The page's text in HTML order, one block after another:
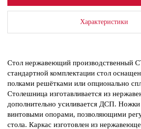
Характеристики
Стол нержавеющий производственный
стандартной комплектации стол
полками решётками или опционально
Столешница изготавливается из
дополнительно усиливается ДСП.
винтовыми опорами, позволяющими
стола. Каркас изготовлен из